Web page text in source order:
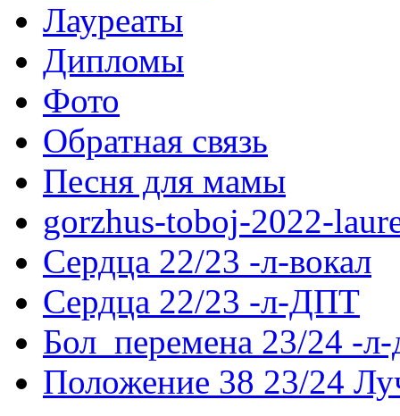
Лауреаты
Дипломы
Фото
Обратная связь
Песня для мамы
gorzhus-toboj-2022-
Сердца 22/23 -л-вокал
Сердца 22/23 -л-ДПТ
Бол_перемена 23/24 -
Положение 38 23/24